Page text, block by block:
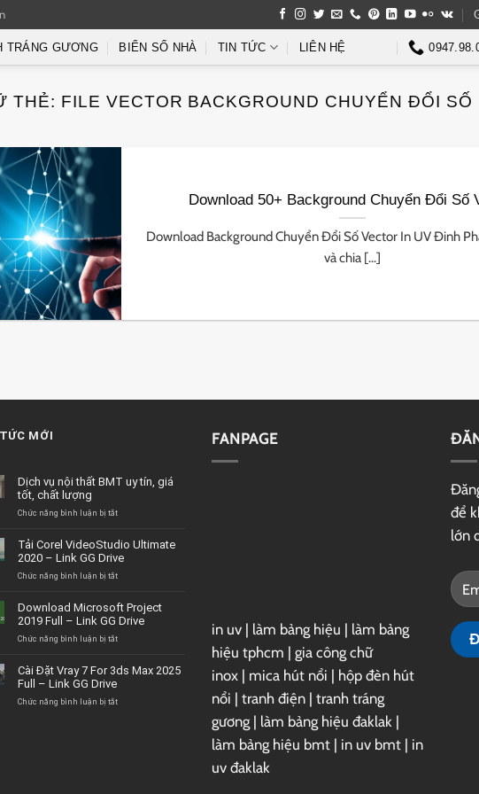
TRÁNG GƯƠNG BIỂN SỐ NHÀ TIN TỨC LIÊN HỆ
THẺ: FILE VECTOR BACKGROUND CHUYỂN ĐỔI SỐ
Download 50+ Background Chuyển Đổi Số
Download Background Chuyển Đổi Số Vector In UV Đinh
và chia [...]
MỚI
Dịch vụ nội thất BMT uy tín, giá
tốt, chất lượng
Chức năng bình luận bị tắtở
nội
thất
BMT
giá
tốt,
chất
Tải Corel VideoStudio Ultimate
2020 – Link GG Drive
Chức năng bình luận bị tắtở
VideoStudio
Ultimate
2020
GG
Download Microsoft Project
2019 Full – Link GG Drive
Chức năng bình luận bị tắtở
Project
Full
Cài Đặt Vray 7 For 3ds Max 2025
Full – Link GG Drive
Chức năng bình luận bị tắtở
FANPAGE
in uv | làm bảng hiệu | làm bảng
hiệu tphcm | gia công chữ
inox | mica hút nổi | hộp đèn hút
nổi | tranh điện | tranh tráng
gương | làm bảng hiệu đaklak |
làm bảng hiệu bmt | in uv bmt | in
uv đaklak
để
lớn